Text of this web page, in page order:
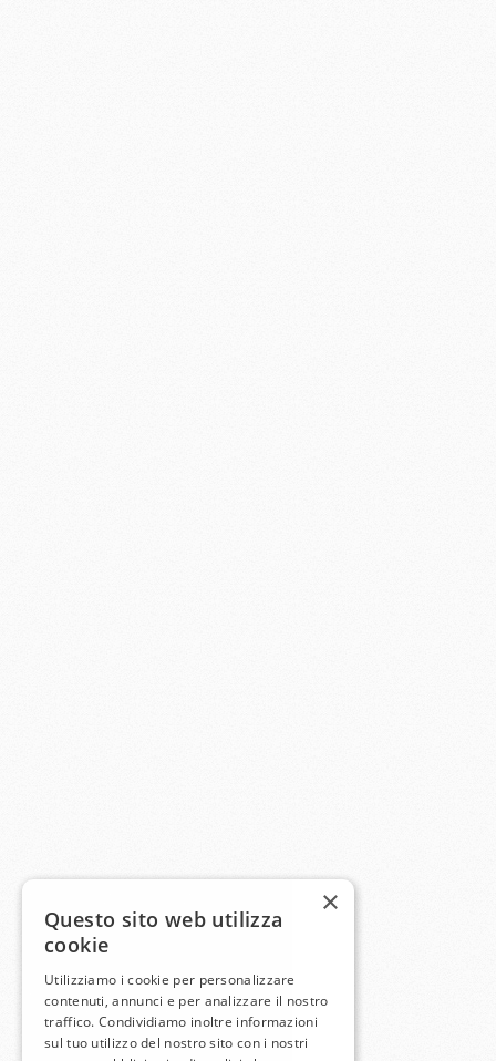
×
Questo sito web utilizza
cookie
Utilizziamo i cookie per personalizzare
contenuti, annunci e per analizzare il nostro
traffico. Condividiamo inoltre informazioni
sul tuo utilizzo del nostro sito con i nostri